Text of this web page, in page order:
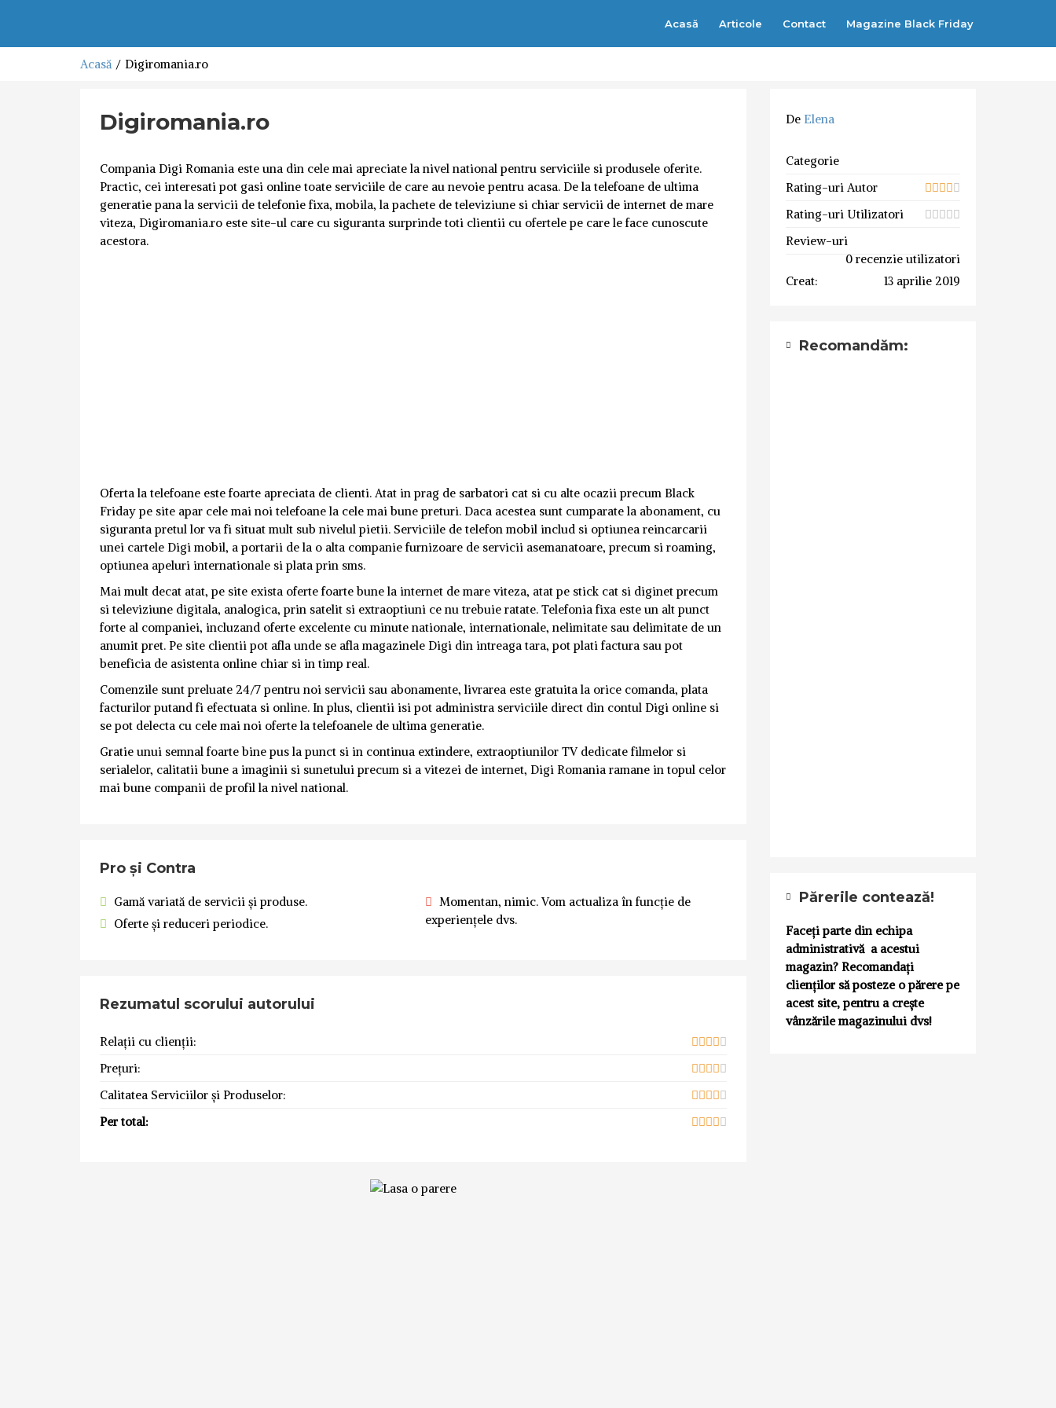
Acasă Articole Contact Magazine Black Friday
Acasă Digiromania.ro
Digiromania.ro
Compania Digi Romania este una din cele mai apreciate la nivel national pentru serviciile si produsele oferite.
Practic, cei interesati pot gasi online toate serviciile de care au nevoie pentru acasa. De la telefoane de ultima
generatie pana la servicii de telefonie fixa, mobila, la pachete de televiziune si chiar servicii de internet de mare
viteza, Digiromania.ro este site-ul care cu siguranta surprinde toti clientii cu ofertele pe care le face cunoscute
acestora.
Oferta la telefoane este foarte apreciata de clienti. Atat in prag de sarbatori cat si cu alte ocazii precum Black
Friday pe site apar cele mai noi telefoane la cele mai bune preturi. Daca acestea sunt cumparate la abonament, cu
siguranta pretul lor va fi situat mult sub nivelul pietii. Serviciile de telefon mobil includ si optiunea reincarcarii
unei cartele Digi mobil, a portarii de la o alta companie furnizoare de servicii asemanatoare, precum si roaming,
optiunea apeluri internationale si plata prin sms.
Mai mult decat atat, pe site exista oferte foarte bune la internet de mare viteza, atat pe stick cat si diginet precum
si televiziune digitala, analogica, prin satelit si extraoptiuni ce nu trebuie ratate. Telefonia fixa este un alt punct
forte al companiei, incluzand oferte excelente cu minute nationale, internationale, nelimitate sau delimitate de un
anumit pret. Pe site clientii pot afla unde se afla magazinele Digi din intreaga tara, pot plati factura sau pot
beneficia de asistenta online chiar si in timp real.
Comenzile sunt preluate 24/7 pentru noi servicii sau abonamente, livrarea este gratuita la orice comanda, plata
facturilor putand fi efectuata si online. In plus, clientii isi pot administra serviciile direct din contul Digi online si
se pot delecta cu cele mai noi oferte la telefoanele de ultima generatie.
Gratie unui semnal foarte bine pus la punct si in continua extindere, extraoptiunilor TV dedicate filmelor si
serialelor, calitatii bune a imaginii si sunetului precum si a vitezei de internet, Digi Romania ramane in topul celor
mai bune companii de profil la nivel national.
Pro și Contra
Gamă variată de servicii și produse.
Oferte și reduceri periodice.
Momentan, nimic. Vom actualiza în funcție de
experiențele dvs.
Rezumatul scorului autorului
Relații cu clienții:
Prețuri:
Calitatea Serviciilor și Produselor:
Per total:
De Elena
Categorie
Rating-uri Autor
Rating-uri Utilizatori
Review-uri
0 recenzie utilizatori
Creat:
13 aprilie 2019
Recomandăm:
Părerile contează!
Faceți parte din echipa
administrativă a acestui
magazin? Recomandați
clienților să posteze o părere pe
acest site, pentru a crește
vânzările magazinului dvs!